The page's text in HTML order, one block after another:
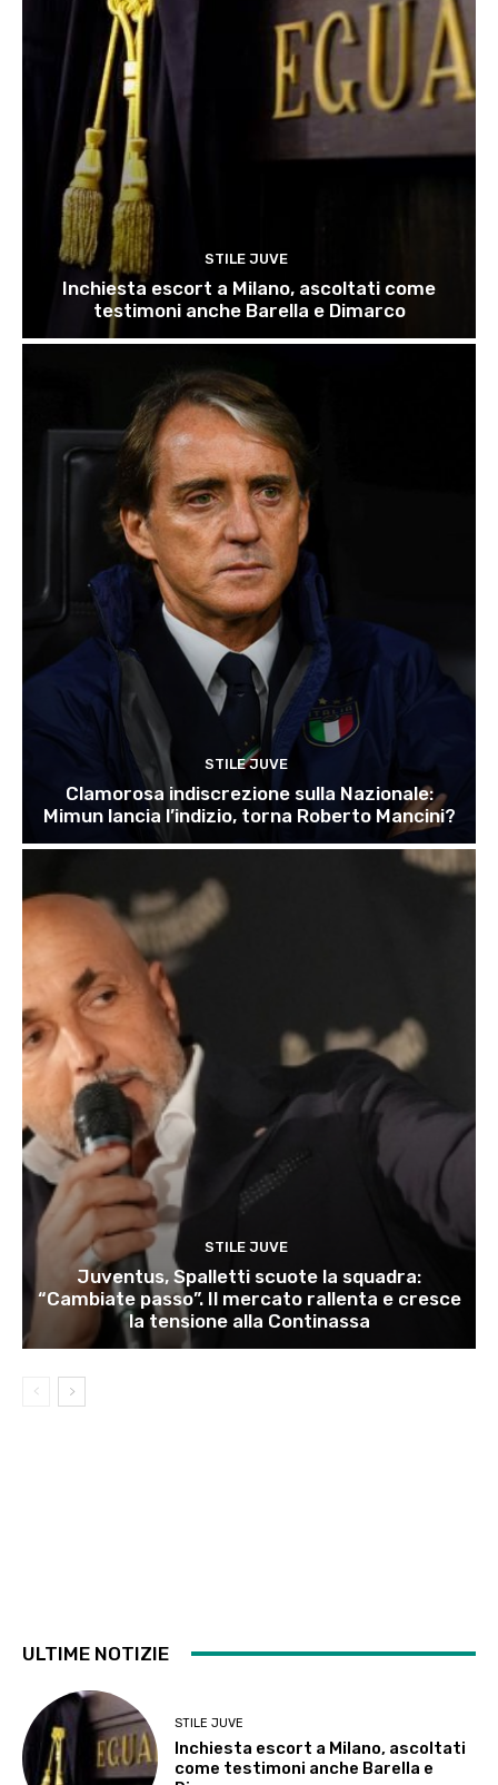
STILE JUVE
Inchiesta escort a Milano, ascoltati come
testimoni anche Barella e Dimarco
STILE JUVE
Clamorosa indiscrezione sulla Nazionale:
Mimun lancia l’indizio, torna Roberto Mancini?
STILE JUVE
Juventus, Spalletti scuote la squadra:
“Cambiate passo”. Il mercato rallenta e cresce
la tensione alla Continassa
ULTIME NOTIZIE
STILE JUVE
Inchiesta escort a Milano, ascoltati
come testimoni anche Barella e